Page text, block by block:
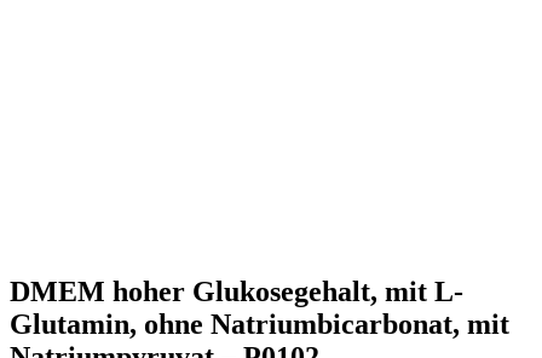
DMEM hoher Glukosegehalt, mit L-
Glutamin, ohne Natriumbicarbonat, mit